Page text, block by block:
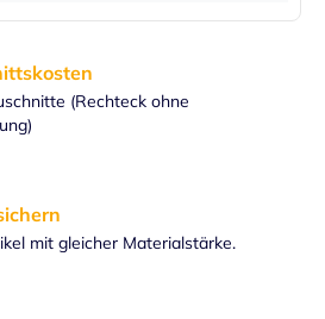
(Rechteck ohne
mit gleicher Materialstärke.